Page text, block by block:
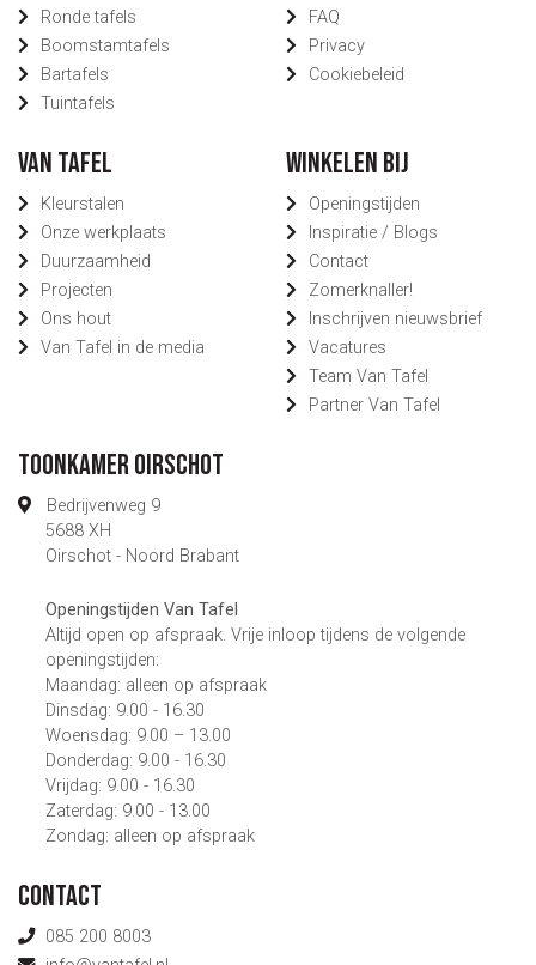
Ronde tafels
Boomstamtafels
Bartafels
Tuintafels
FAQ
Privacy
Cookiebeleid
Van Tafel
Kleurstalen
Onze werkplaats
Duurzaamheid
Projecten
Ons hout
Van Tafel in de media
Winkelen bij
Openingstijden
Inspiratie / Blogs
Contact
Zomerknaller!
Inschrijven nieuwsbrief
Vacatures
Team Van Tafel
Partner Van Tafel
Toonkamer Oirschot
Bedrijvenweg 9
5688 XH
Oirschot - Noord Brabant
Openingstijden Van Tafel
Altijd open op afspraak. Vrije inloop tijdens de volgende
openingstijden:
Maandag: alleen op afspraak
Dinsdag: 9.00 - 16.30
Woensdag: 9.00 – 13.00
Donderdag: 9.00 - 16.30
Vrijdag: 9.00 - 16.30
Zaterdag: 9.00 - 13.00
Zondag: alleen op afspraak
Contact
085 200 8003